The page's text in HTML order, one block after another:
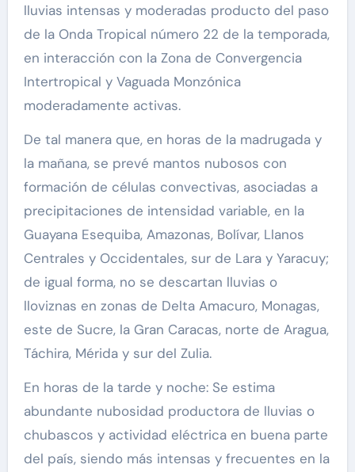
lluvias intensas y moderadas producto del paso
de la Onda Tropical número 22 de la temporada,
en interacción con la Zona de Convergencia
Intertropical y Vaguada Monzónica
moderadamente activas.
De tal manera que, en horas de la madrugada y
la mañana, se prevé mantos nubosos con
formación de células convectivas, asociadas a
precipitaciones de intensidad variable, en la
Guayana Esequiba, Amazonas, Bolívar, Llanos
Centrales y Occidentales, sur de Lara y Yaracuy;
de igual forma, no se descartan lluvias o
lloviznas en zonas de Delta Amacuro, Monagas,
este de Sucre, la Gran Caracas, norte de Aragua,
Táchira, Mérida y sur del Zulia.
En horas de la tarde y noche: Se estima
abundante nubosidad productora de lluvias o
chubascos y actividad eléctrica en buena parte
del país, siendo más intensas y frecuentes en la